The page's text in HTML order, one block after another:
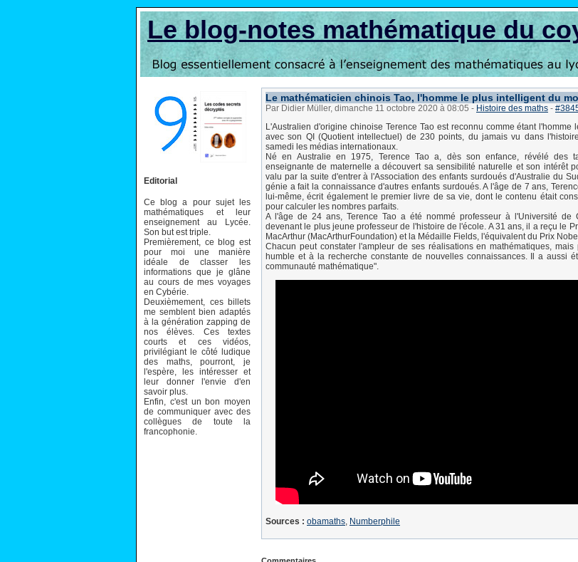
Le blog-notes mathématique du
Editorial
Ce blog a pour sujet les
mathématiques et leur
enseignement au Lycée.
Son but est triple.
Premièrement, ce blog est
pour moi une manière
idéale de classer les
informations que je glâne
au cours de mes voyages
en Cybérie.
Deuxièmement, ces billets
me semblent bien adaptés
à la génération zapping de
nos élèves. Ces textes
courts et ces vidéos,
privilégiant le côté ludique
des maths, pourront, je
l'espère, les intéresser et
leur donner l'envie d'en
savoir plus.
Enfin, c'est un bon moyen
de communiquer avec des
collègues de toute la
francophonie.
Le mathématicien chinois Tao, l'homme le plus intelligent du
Par Didier Müller, dimanche 11 octobre 2020 à 08:05 - Histoire des maths -
L'Australien d'origine chinoise Terence Tao est reconnu comme étant l'homme
avec son QI (Quotient intellectuel) de 230 points, du jamais vu dans
samedi les médias internationaux.
Né en Australie en 1975, Terence Tao a, dès son enfance, révélé des
enseignante de maternelle a découvert sa sensibilité naturelle et son intérêt
valu par la suite d'entrer à l'Association des enfants surdoués d'Australie du
génie a fait la connaissance d'autres enfants surdoués. A l'âge de 7 ans,
lui-même, écrit également le premier livre de sa vie, dont le contenu était
pour calculer les nombres parfaits.
A l'âge de 24 ans, Terence Tao a été nommé professeur à l'Université de
devenant le plus jeune professeur de l'histoire de l'école. A 31 ans, il a reçu le
MacArthur (MacArthurFoundation) et la Médaille Fields, l'équivalent du Prix
Chacun peut constater l'ampleur de ses réalisations en mathématiques, mais
humble et à la recherche constante de nouvelles connaissances. Il a aussi
communauté mathématique".
Sources : obamaths, Numberphile